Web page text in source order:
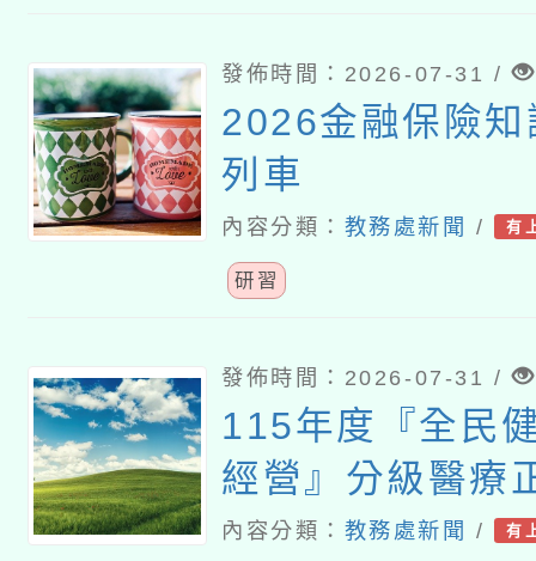
發佈時間：2026-07-31 /
2026金融保險
列車
內容分類： 教務處新聞 / 有
研習
發佈時間：2026-07-31 /
115年度『全民
經營』分級醫療
養導向沉浸式體
內容分類： 教務處新聞 / 有